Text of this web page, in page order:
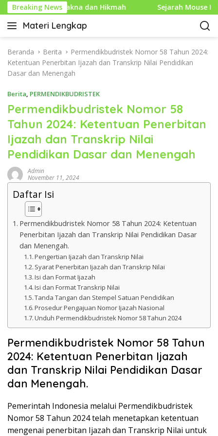
a
Breaking News
Penuh Makna dan Hikmah Sejarah Mouse
Materi Lengkap
I
f
o
P
n
d
i
d
i
a
e
n
k
a
p
Beranda Berita
Permendikbudristek Nomor 58 Tahun 2024:
Ketentuan Penerbitan Ijazah dan Transkrip Nilai Pendidikan
Dasar dan Menengah
Berita, PERMENDIKBUDRISTEK
Permendikbudristek Nomor 58
Tahun 2024: Ketentuan Penerbitan
Ijazah dan Transkrip Nilai
Pendidikan Dasar dan Menengah
Admin
November 11, 2024
Daftar Isi
Permendikbudristek Nomor 58 Tahun 2024: Ketentuan
Penerbitan Ijazah dan Transkrip Nilai Pendidikan Dasar
dan Menengah.
Pengertian Ijazah dan Transkrip Nilai
Syarat Penerbitan Ijazah dan Transkrip Nilai
Isi dan Format Ijazah
Isi dan Format Transkrip Nilai
Tanda Tangan dan Stempel Satuan Pendidikan
Prosedur Pengajuan Nomor Ijazah Nasional
Unduh Permendikbudristek Nomor 58 Tahun 2024
Permendikbudristek Nomor 58 Tahun
2024: Ketentuan Penerbitan Ijazah
dan Transkrip Nilai Pendidikan Dasar
dan Menengah.
Pemerintah Indonesia melalui Permendikbudristek
Nomor 58 Tahun 2024 telah menetapkan ketentuan
mengenai penerbitan Ijazah dan Transkrip Nilai untuk